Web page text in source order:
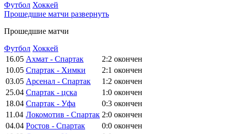
Футбол Хоккей
Прошедшие матчи развернуть
Прошедшие матчи
Футбол Хоккей
16.05 Ахмат - Спартак 2:2 окончен
10.05 Спартак - Химки 2:1 окончен
03.05 Арсенал - Спартак 1:2 окончен
25.04 Спартак - цска 1:0 окончен
18.04 Спартак - Уфа 0:3 окончен
11.04 Локомотив - Спартак 2:0 окончен
04.04 Ростов - Спартак 0:0 окончен